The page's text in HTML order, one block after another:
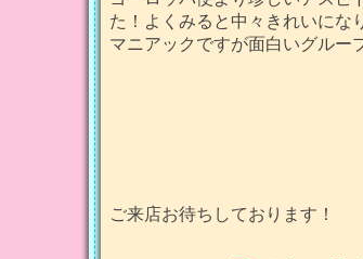
た！よくみると中々きれいにな
マニアックですが面白いグルー
ご来店お待ちしております！